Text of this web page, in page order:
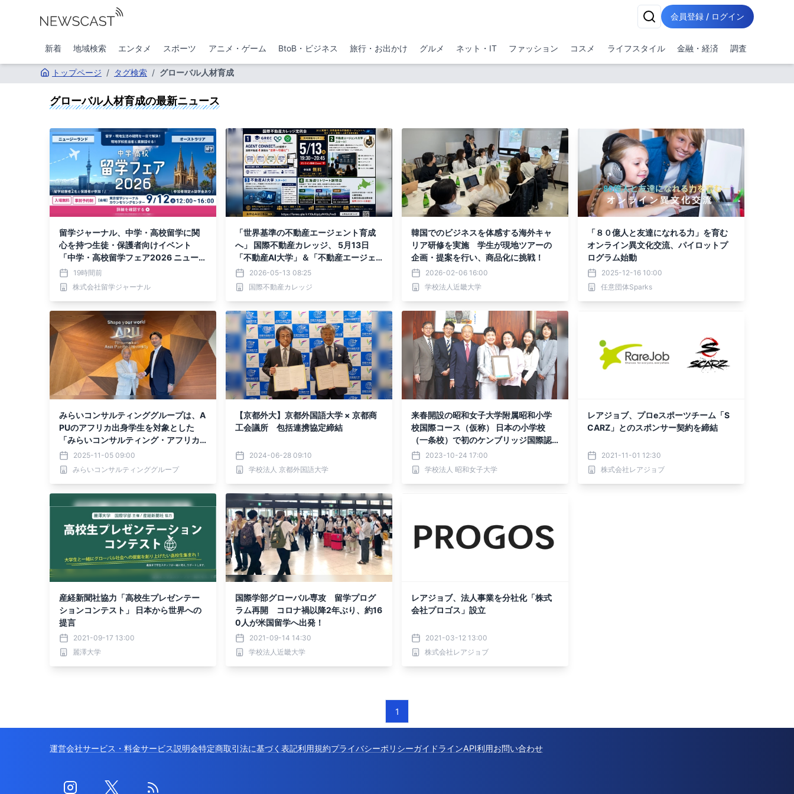
会員登録 / ログイン
新着 地域検索 エンタメ スポーツ アニメ・ゲーム BtoB・ビジネス 旅行・お出かけ グルメ ネット・IT ファッション コスメ ライフスタイル 金融・経済 調査
トップページ / タグ検索 / グローバル人材育成
グローバル人材育成の最新ニュース
留学ジャーナル、中学・高校留学に関
心を持つ生徒・保護者向けイベント
「中学・高校留学フェア2026 ニュージ
ーランド＆オーストラリア」を9/12
(土)に開催
19時間前
株式会社留学ジャーナル
「世界基準の不動産エージェント育成
へ」 国際不動産カレッジ、 5月13日
「不動産AI大学」＆「不動産エージェ
ント大学」始動合同セミナー開催 5月1
6日より、 国際不動産4資格取得可能
「グローバルプロフェッショナルコー
2026-05-13 08:25
国際不動産カレッジ
韓国でのビジネスを体感する海外キャ
リア研修を実施 学生が現地ツアーの
企画・提案を行い、商品化に挑戦！
2026-02-06 16:00
学校法人近畿大学
「８０億人と友達になれる力」を育む
オンライン異文化交流、パイロットプ
ログラム始動
2025-12-16 10:00
任意団体Sparks
みらいコンサルティンググループは、A
PUのアフリカ出身学生を対象とした
「みらいコンサルティング・アフリカ
学生支援奨学金」を創設
2025-11-05 09:00
みらいコンサルティンググループ
【京都外大】京都外国語大学 × 京都商
工会議所 包括連携協定締結
2024-06-28 09:10
学校法人 京都外国語大学
来春開設の昭和女子大学附属昭和小学
校国際コース（仮称） 日本の小学校
（一条校）で初のケンブリッジ国際認
定校に2023-10-24 17:00
学校法人 昭和女子大学
レアジョブ、プロeスポーツチーム「S
CARZ」とのスポンサー契約を締結
2021-11-01 12:30
株式会社レアジョブ
産経新聞社協力「高校生プレゼンテー
ションコンテスト」 日本から世界への
提言
2021-09-17 13:00
麗澤大学
国際学部グローバル専攻 留学プログ
ラム再開 コロナ禍以降2年ぶり、約16
0人が米国留学へ出発！
2021-09-14 14:30
学校法人近畿大学
レアジョブ、法人事業を分社化「株式
会社プロゴス」設立
2021-03-12 13:00
株式会社レアジョブ
1
運営会社サービス・料金サービス説明会特定商取引法に基づく表記利用規約プライバシーポリシーガイドラインAPI利用お問い合わせ